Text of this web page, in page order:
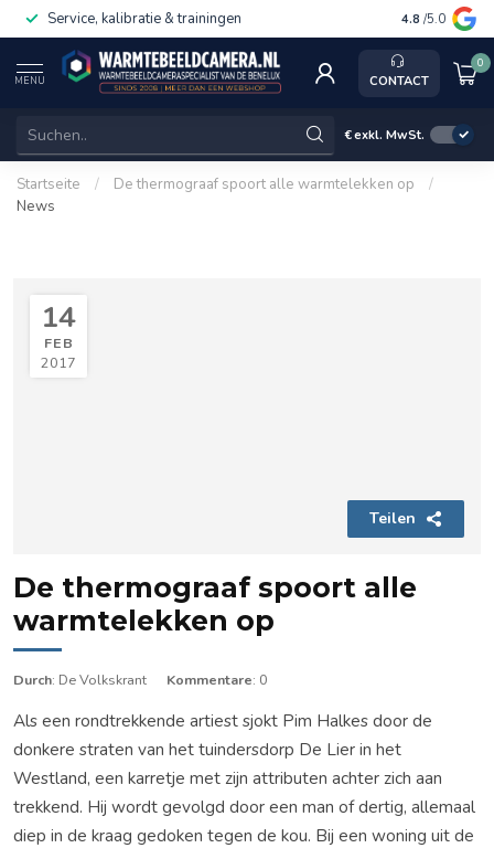
Service, kalibratie & trainingen 4.8 /5.0
MENU CONTACT
0
€exkl. MwSt.
Startseite / De thermograaf spoort alle warmtelekken op
/
News
14
FEB
2017
Teilen
De thermograaf spoort alle
warmtelekken op
Durch: De Volkskrant Kommentare: 0
Als een rondtrekkende artiest sjokt Pim Halkes door de
donkere straten van het tuindersdorp De Lier in het
Westland, een karretje met zijn attributen achter zich aan
trekkend. Hij wordt gevolgd door een man of dertig, allemaal
diep in de kraag gedoken tegen de kou. Bij een woning uit de